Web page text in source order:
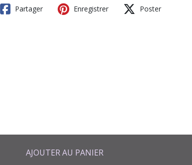
Partager Enregistrer Poster
AJOUTER AU PANIER